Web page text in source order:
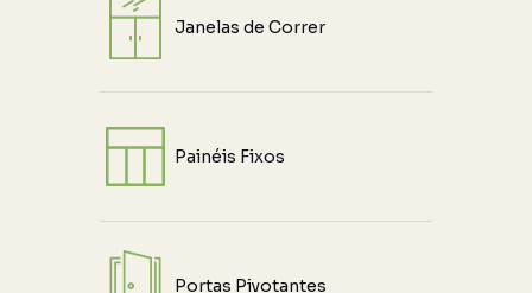
Janelas de Correr
Painéis Fixos
Portas Pivotantes